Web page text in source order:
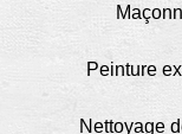
Peinture
Nettoyage